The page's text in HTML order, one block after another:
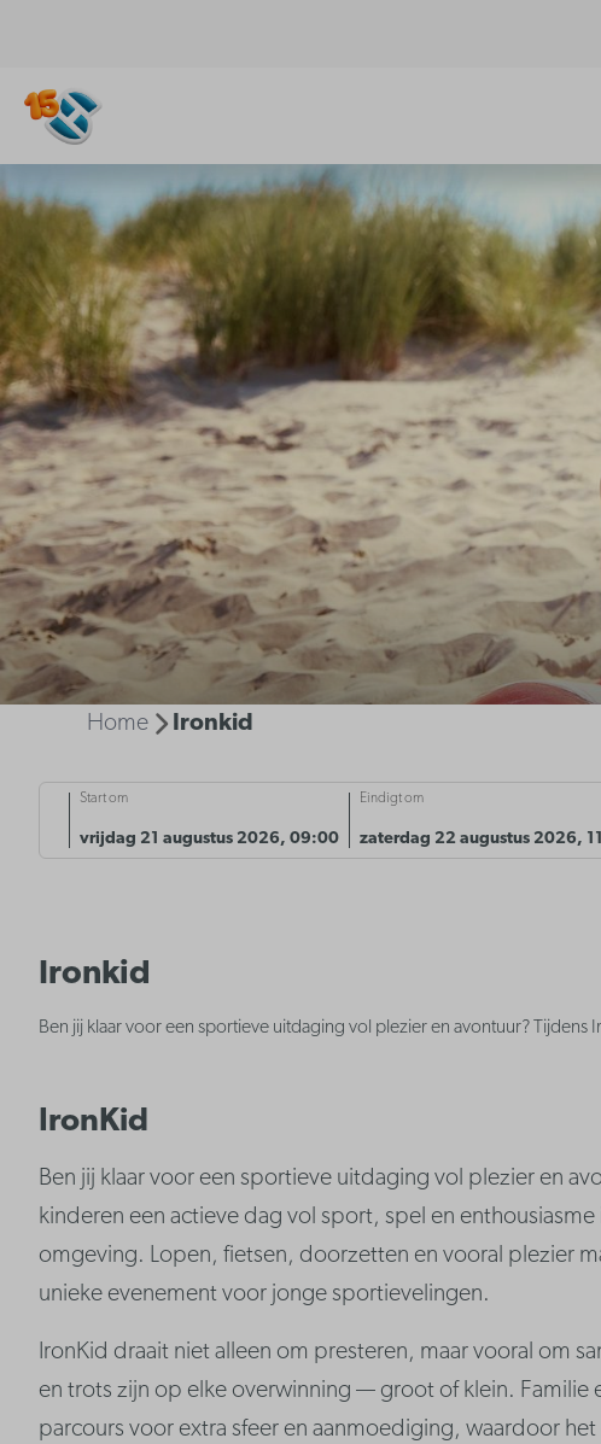
Home Ironkid
Start om
vrijdag 21 augustus 2026, 09:00
Eindigt om
zaterdag 22 augustus 2026,
Ironkid
Ben jij klaar voor een sportieve uitdaging vol plezier en avontuur?
IronKid
Ben jij klaar voor een sportieve uitdaging vol plezier en
kinderen een actieve dag vol sport, spel en
omgeving. Lopen, fietsen, doorzetten en vooral plezier
unieke evenement voor jonge sportievelingen.
IronKid draait niet alleen om presteren, maar vooral om
en trots zijn op elke overwinning — groot of klein. Familie
parcours voor extra sfeer en aanmoediging, waardoor